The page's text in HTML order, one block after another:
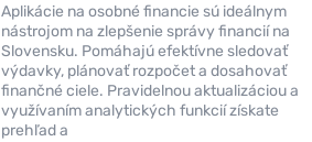
Aplikácie na osobné financie sú ideálnym
nástrojom na zlepšenie správy financií na
Slovensku. Pomáhajú efektívne sledovať
výdavky, plánovať rozpočet a dosahovať
finančné ciele. Pravidelnou aktualizáciou a
využívaním analytických funkcií získate
prehľad a